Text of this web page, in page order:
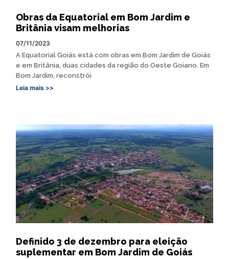
Obras da Equatorial em Bom Jardim e
Britânia visam melhorias
07/11/2023
A Equatorial Goiás está com obras em Bom Jardim de Goiás
e em Britânia, duas cidades da região do Oeste Goiano. Em
Bom Jardim, reconstrói
Leia mais >>
Definido 3 de dezembro para eleição
suplementar em Bom Jardim de Goiás